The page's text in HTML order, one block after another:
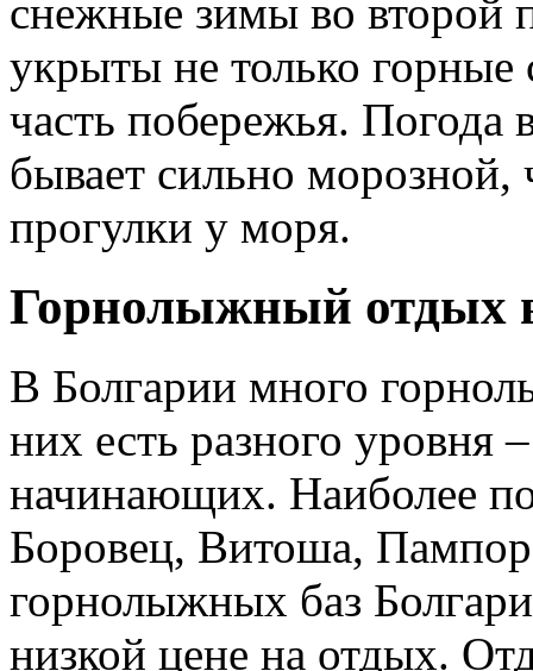
снежные зимы во второй
укрыты не только
часть побережья. Погода
бывает сильно морозной,
прогулки у моря.
Горнолыжный отдых
В Болгарии много
них есть разного уровня
начинающих. Наиболее
Боровец, Витоша,
горнолыжных баз
низкой цене на отдых.